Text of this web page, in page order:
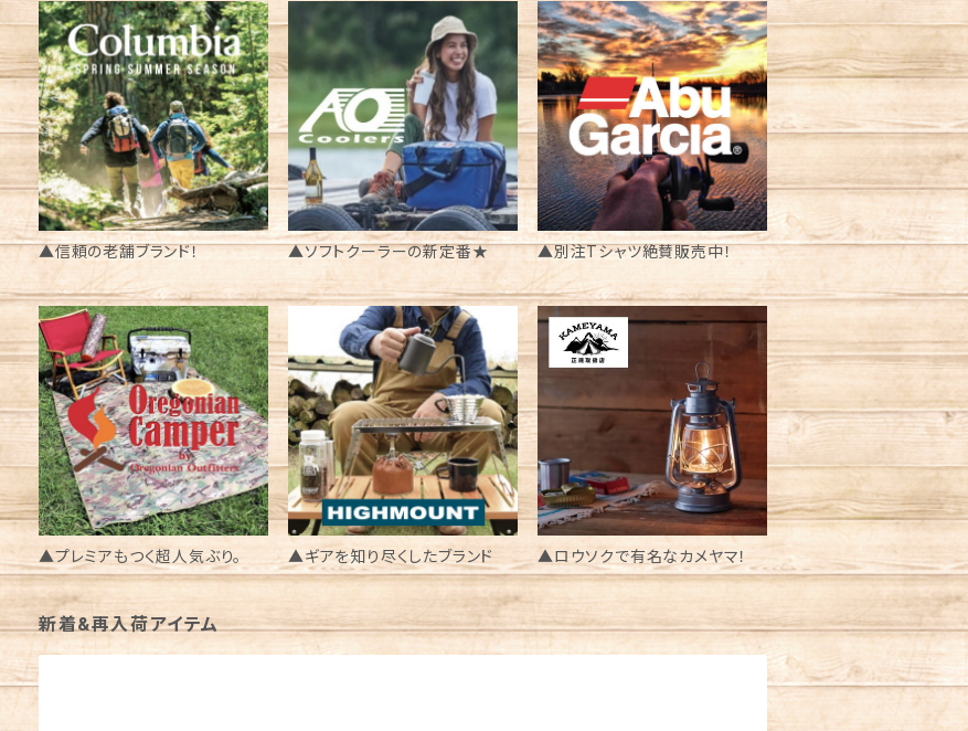
▲信頼の老舗ブランド！ ▲ソフトクーラーの新定番★ ▲別注Tシャツ絶賛販売中！
▲プレミアもつく超人気ぶり。 ▲ギアを知り尽くしたブランド ▲ロウソクで有名なカメヤマ！
新着&再入荷アイテム